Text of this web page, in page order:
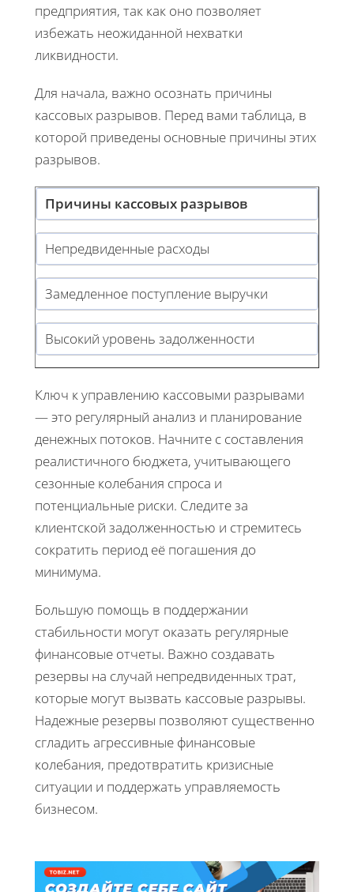
предприятия, так как оно позволяет
избежать неожиданной нехватки
ликвидности.
Для начала, важно осознать причины
кассовых разрывов. Перед вами таблица, в
которой приведены основные причины этих
разрывов.
Причины кассовых разрывов
Непредвиденные расходы
Замедленное поступление выручки
Высокий уровень задолженности
Ключ к управлению кассовыми разрывами
— это регулярный анализ и планирование
денежных потоков. Начните с составления
реалистичного бюджета, учитывающего
сезонные колебания спроса и
потенциальные риски. Следите за
клиентской задолженностью и стремитесь
сократить период её погашения до
минимума.
Большую помощь в поддержании
стабильности могут оказать регулярные
финансовые отчеты. Важно создавать
резервы на случай непредвиденных трат,
которые могут вызвать кассовые разрывы.
Надежные резервы позволяют существенно
сгладить агрессивные финансовые
колебания, предотвратить кризисные
ситуации и поддержать управляемость
бизнесом.